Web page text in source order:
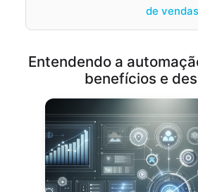
de vendas
Entendendo a
benefícios e